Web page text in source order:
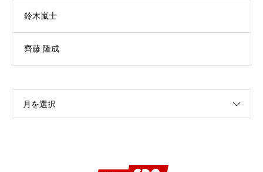
鈴木嵐士
齊藤 隆成
月を選択